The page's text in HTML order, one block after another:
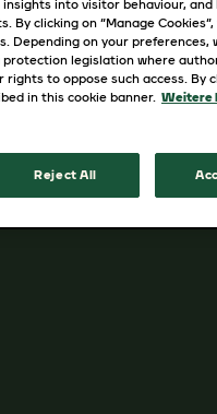
kräftiger
für alles, was dir
So, wie du
leckere
into visitor behaviour, and
clicking on “Manage
Depending on your preferences,
legislation where
to oppose such access. By
in this cookie banner. Weitere
Reject All